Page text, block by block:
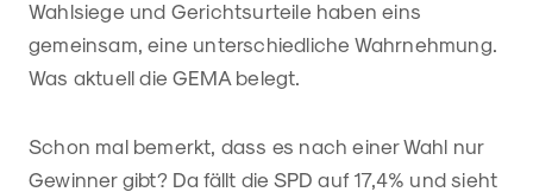
Wahlsiege und Gerichtsurteile haben eins
gemeinsam, eine unterschiedliche Wahrnehmung.
Was aktuell die GEMA belegt.
Schon mal bemerkt, dass es nach einer Wahl nur
Gewinner gibt? Da fällt die SPD auf 17,4% und sieht